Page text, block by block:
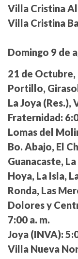
Villa Cristina
Villa Cristina
Domingo 9 de
21 de Octubre,
Portillo,
La Joya (Res.),
Fraternidad:
Lomas del
Bo. Abajo, El
Guanacaste,
Hoya, La Isla,
Ronda, Las
Dolores y
7:00 a. m.
Joya (INVA):
Villa Nueva